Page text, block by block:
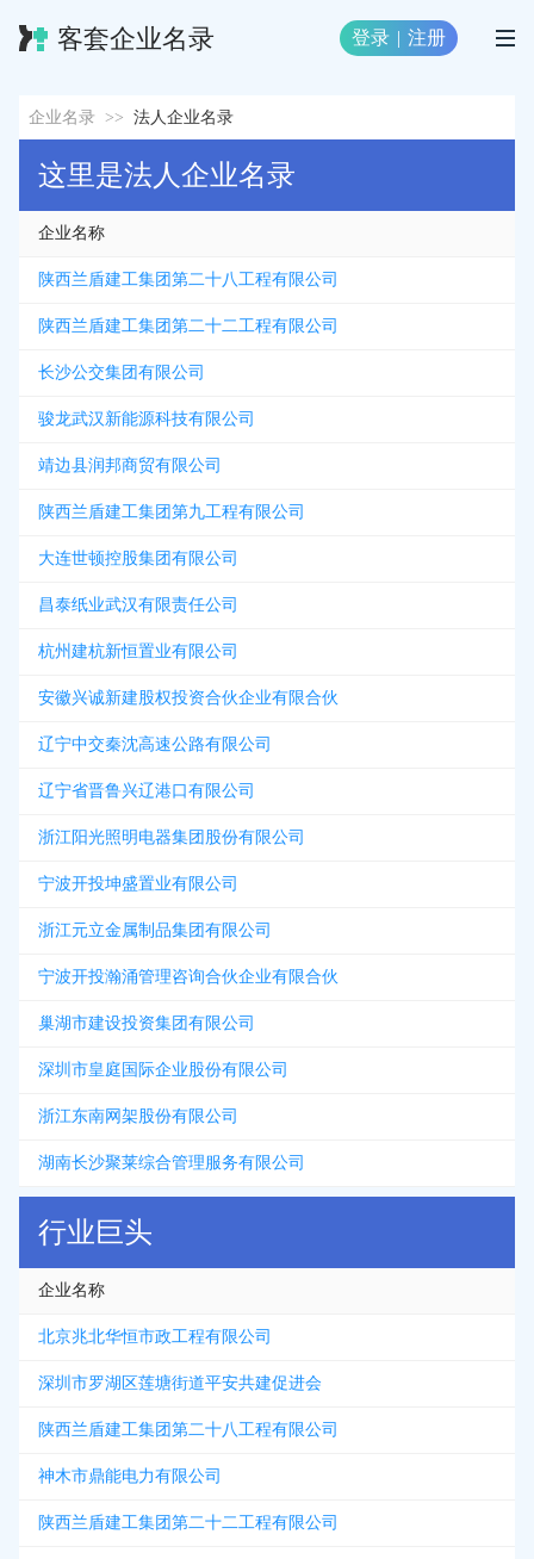
客套企业名录 登录 | 注册
企业名录 >> 法人企业名录
这里是法人企业名录
企业名称
陕西兰盾建工集团第二十八工程有限公司
陕西兰盾建工集团第二十二工程有限公司
长沙公交集团有限公司
骏龙武汉新能源科技有限公司
靖边县润邦商贸有限公司
陕西兰盾建工集团第九工程有限公司
大连世顿控股集团有限公司
昌泰纸业武汉有限责任公司
杭州建杭新恒置业有限公司
安徽兴诚新建股权投资合伙企业有限合伙
辽宁中交秦沈高速公路有限公司
辽宁省晋鲁兴辽港口有限公司
浙江阳光照明电器集团股份有限公司
宁波开投坤盛置业有限公司
浙江元立金属制品集团有限公司
宁波开投瀚涌管理咨询合伙企业有限合伙
巢湖市建设投资集团有限公司
深圳市皇庭国际企业股份有限公司
浙江东南网架股份有限公司
湖南长沙聚莱综合管理服务有限公司
行业巨头
企业名称
北京兆北华恒市政工程有限公司
深圳市罗湖区莲塘街道平安共建促进会
陕西兰盾建工集团第二十八工程有限公司
神木市鼎能电力有限公司
陕西兰盾建工集团第二十二工程有限公司